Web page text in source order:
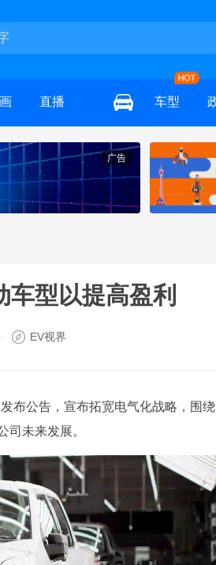
直播 车型
广告
型以提高盈利
EV视界
布公告，宣布拓宽电气化战略，围绕
司未来发展。